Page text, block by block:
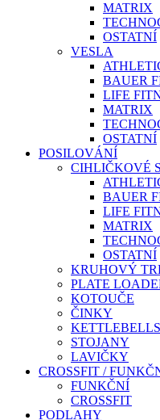
MATRIX
OSTATNÍ
VESLA
BAUER
LIFE
MATRIX
OSTATNÍ
POSILOVÁNÍ
CIHLIČKOVÉ
BAUER
LIFE
MATRIX
OSTATNÍ
KRUHOVÝ
PLATE
KOTOUČE
ČINKY
KETTLEBELLS
STOJANY
LAVIČKY
CROSSFIT /
FUNKČNÍ
CROSSFIT
PODLAHY